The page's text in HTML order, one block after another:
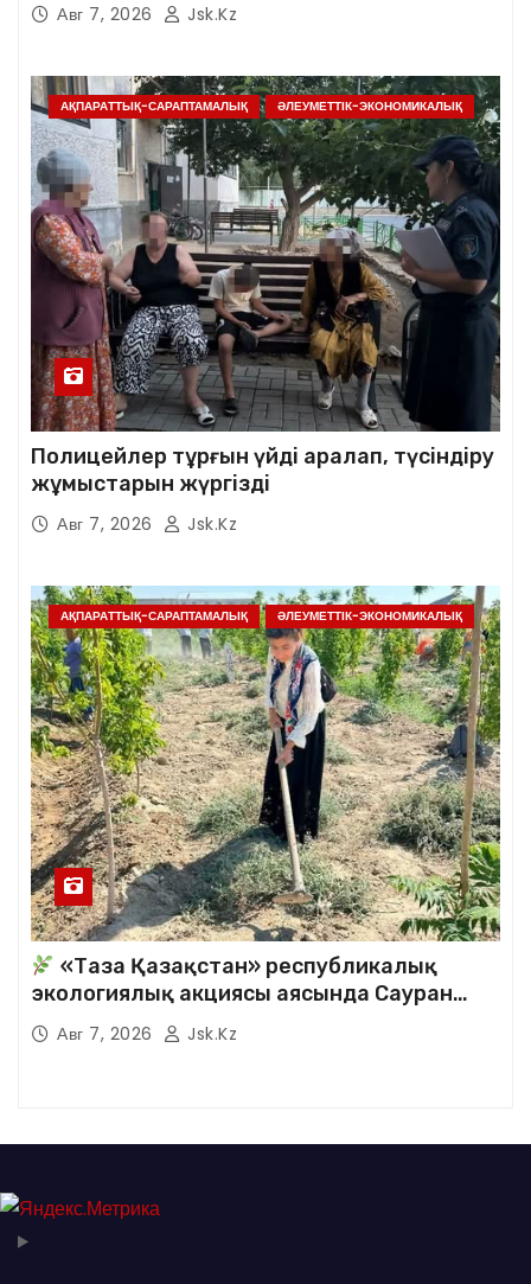
Авг 7, 2026 Jsk.kz
АҚПАРАТТЫҚ-САРАПТАМАЛЫҚ ӘЛЕУМЕТТІК-ЭКОНОМИКАЛЫҚ
Полицейлер тұрғын үйді аралап, түсіндіру
жұмыстарын жүргізді
Авг 7, 2026 Jsk.kz
АҚПАРАТТЫҚ-САРАПТАМАЛЫҚ ӘЛЕУМЕТТІК-ЭКОНОМИКАЛЫҚ
«Таза Қазақстан» республикалық
экологиялық акциясы аясында Сауран
аудандық кітапханасының қызметкерлері
кезекті сенбілік жұмыстарына белсене
Авг 7, 2026 Jsk.kz